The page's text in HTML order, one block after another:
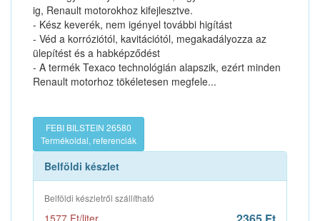
ig, Renault motorokhoz kifejlesztve.
- Kész keverék, nem igényel további higítást
- Véd a korróziótól, kavitációtól, megakadályozza az
ülepítést és a habképződést
- A termék Texaco technológián alapszik, ezért minden
Renault motorhoz tökéletesen megfele...
FEBI BILSTEIN 26580
Termékoldal, referenciák
Belföldi készlet
Belföldi készletről szállítható
1577 Ft/liter